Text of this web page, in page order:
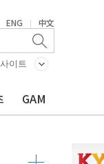
ENG | 中文
이트
GAM